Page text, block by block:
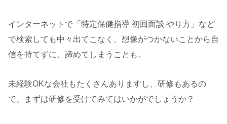
インターネットで「特定保健指導 初回面談 やり方」など
で検索しても中々出てこなく、想像がつかないことから自
信を持てずに、諦めてしまうことも。
未経験OKな会社もたくさんありますし、研修もあるの
で、まずは研修を受けてみてはいかがでしょうか？